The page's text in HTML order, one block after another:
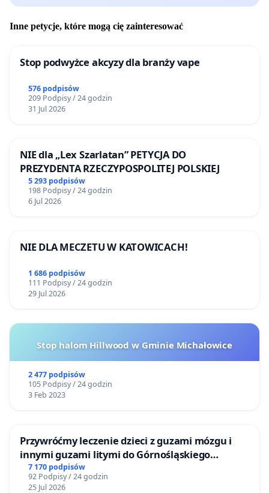
Inne petycje, które mogą cię zainteresować
Stop podwyżce akcyzy dla branży vape
576 podpisów
209 Podpisy / 24 godzin
31 Jul 2026
NIE dla „Lex Szarlatan” PETYCJA DO
PREZYDENTA RZECZYPOSPOLITEJ POLSKIEJ
5 293 podpisów
198 Podpisy / 24 godzin
6 Jul 2026
NIE DLA MECZETU W KATOWICACH!
1 686 podpisów
111 Podpisy / 24 godzin
29 Jul 2026
Stop halom Hillwood w Gminie Michałowice
2 477 podpisów
105 Podpisy / 24 godzin
3 Feb 2023
Przywróćmy leczenie dzieci z guzami mózgu i
innymi guzami litymi do Górnośląskiego
Centrum Zdrowia Dziecka w Katowicach
7 170 podpisów
92 Podpisy / 24 godzin
25 Jul 2026